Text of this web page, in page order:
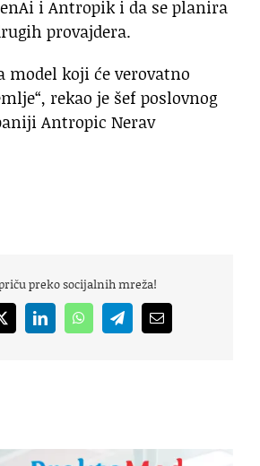
i Antropik i da se planira
provajdera.
model koji će verovatno
rekao je šef poslovnog
Antropic Nerav
preko socijalnih mreža!
X LinkedInWhatsAppTelegramEmail